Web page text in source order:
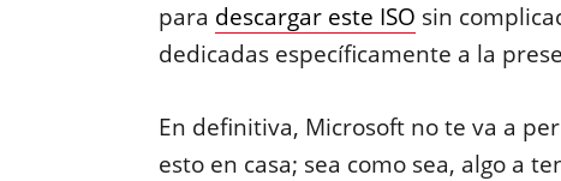
para descargar este ISO sin
dedicadas específicamente a la
En definitiva, Microsoft no te va a
esto en casa; sea como sea, algo a